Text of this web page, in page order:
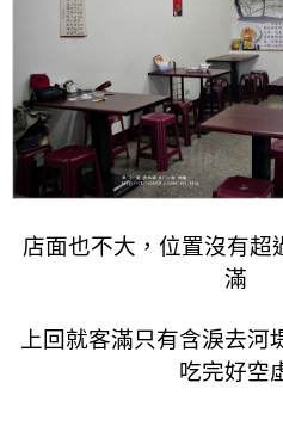
店面也不大，位置沒有超
滿
上回就客滿只有含淚去河
吃完好空